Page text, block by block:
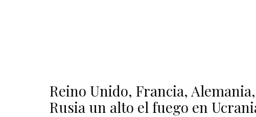
Reino Unido, Francia,
Rusia un alto el fuego en